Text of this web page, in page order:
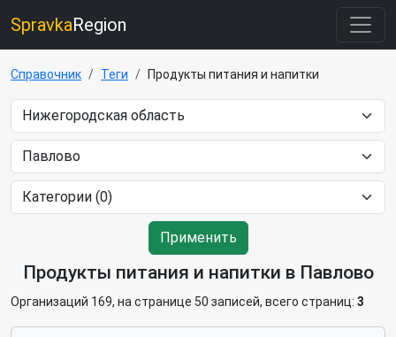
SpravkaRegion
Справочник Теги Продукты питания и напитки
Применить
Продукты питания и напитки в Павлово
Организаций 169, на странице 50 записей, всего страниц: 3